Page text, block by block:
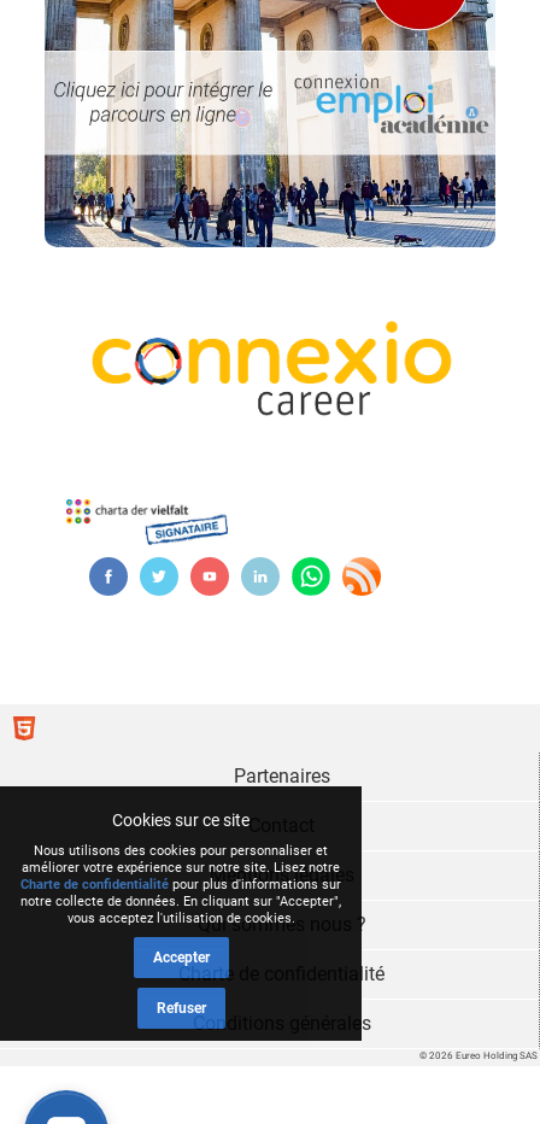
Cookies sur ce site
Nous utilisons des cookies pour personnaliser et
améliorer votre expérience sur notre site. Lisez notre
Charte de confidentialité pour plus d'informations sur
notre collecte de données. En cliquant sur "Accepter",
vous acceptez l'utilisation de cookies.
Accepter
Refuser
© 2026 Eureo Holding SAS
Partenaires
Contact
Mentions légales
Qui sommes nous ?
Charte de confidentialité
Conditions générales